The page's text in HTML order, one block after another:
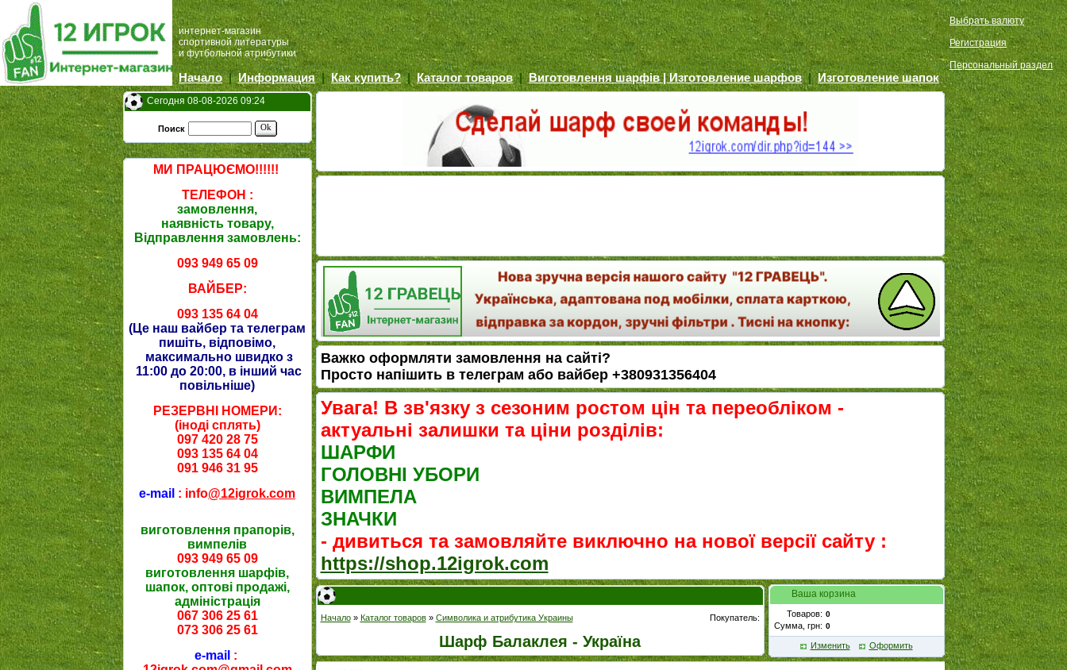
интернет-магазин
спортивной литературы
и футбольной атрибутики
Начало |Информация |Как купить? |Каталог товаров |Виготовлення шарфів | Изготовление шарфов |Изготовление шапок
Выбрать валюту
Регистрация
Персональный раздел
Сегодня 08-08-2026 09:24
Поиск Ok
МИ ПРАЦЮЄМО!!!!!!
ТЕЛЕФОН :
замовлення,
наявність товару,
Відправлення замовлень:
093 949 65 09
ВАЙБЕР:
093 135 64 04
(Це наш вайбер та телеграм
пишіть, відповімо,
максимально швидко з
11:00 до 20:00, в інший час
повільніше)
РЕЗЕРВНІ НОМЕРИ:
(іноді сплять)
097 420 28 75
093 135 64 04
091 946 31 95
e-mail : info@12igrok.com
виготовлення прапорів,
вимпелів
093 949 65 09
виготовлення шарфів,
шапок, оптові продажі,
адміністрація
067 306 25 61
073 306 25 61
e-mail :
Важко оформляти замовлення на сайті?
Просто напішить в телеграм або вайбер +380931356404
Увага! В зв'язку з сезоним ростом цін та переобліком -
актуальні залишки та ціни розділів:
ШАРФИ
ГОЛОВНІ УБОРИ
ВИМПЕЛА
ЗНАЧКИ
- дивиться та замовляйте виключно на нової версії сайту :
https://shop.12igrok.com
Начало» Каталог товаров» Символика и атрибутика Украины Покупатель:
Шарф Балаклея - Україна
Ваша корзина
Товаров:
Сумма, грн:
Изменить Оформить